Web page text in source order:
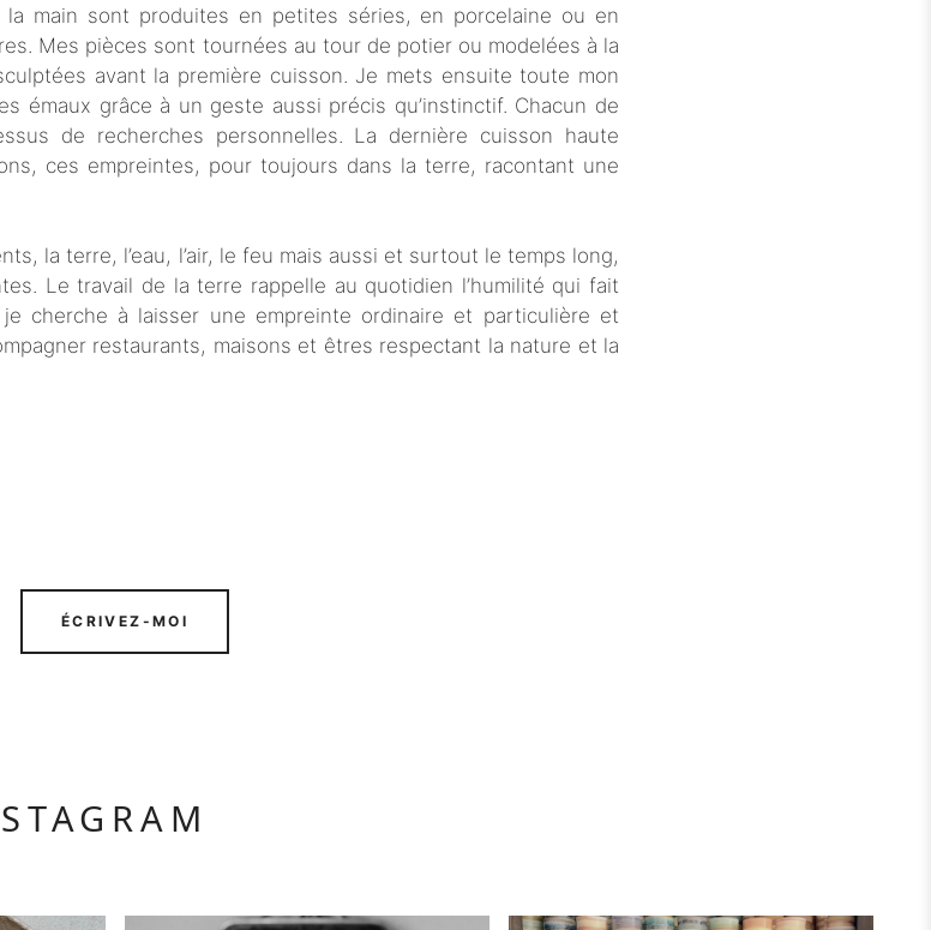
main sont produites en petites séries, en porcelaine ou en
Mes pièces sont tournées au tour de potier ou modelées à la
avant la première cuisson. Je mets ensuite toute mon
émaux grâce à un geste aussi précis qu’instinctif. Chacun de
de recherches personnelles. La dernière cuisson haute
ces empreintes, pour toujours dans la terre, racontant une
la terre, l’eau, l’air, le feu mais aussi et surtout le temps long,
Le travail de la terre rappelle au quotidien l’humilité qui fait
cherche à laisser une empreinte ordinaire et particulière et
restaurants, maisons et êtres respectant la nature et la
ÉCRIVEZ-MOI